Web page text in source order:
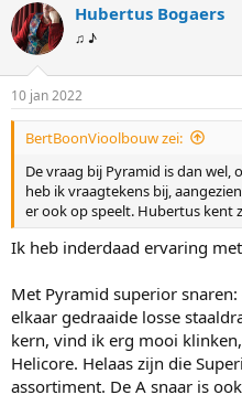
Hubertus Bogaers
♫ ♪
10 jan 2022
BertBoonVioolbouw zei:
De vraag bij Pyramid is dan wel,
heb ik vraagtekens bij,
er ook op speelt. Hubertus kent
Ik heb inderdaad ervaring
Met Pyramid superior
elkaar gedraaide losse
kern, vind ik erg mooi
Helicore. Helaas zijn die
assortiment. De A snaar is